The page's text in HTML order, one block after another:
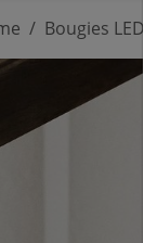
Bougies LED